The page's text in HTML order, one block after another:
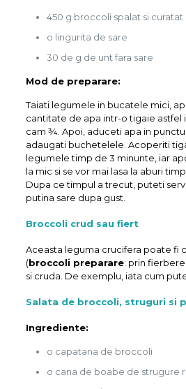
450 g broccoli spalat si curatat
o lingurita de sare
30 de g de unt fara sare
Mod de preparare:
Taiati legumele in bucatele mici,
cantitate de apa intr-o tigaie astfel
cam ¾. Apoi, aduceti apa in
adaugati buchetelele. Acoperiti
legumele timp de 3 minunte, iar
la mic si se vor mai lasa la aburi
Dupa ce timpul a trecut, puteti
putina sare dupa gust.
Broccoli crud sau fiert
Aceasta leguma crucifera poate fi
(broccoli preparare: prin
si cruda. De exemplu, iata cum
Salata de broccoli, struguri si
Ingrediente:
o capatana de broccoli
o cana de boabe de strugure